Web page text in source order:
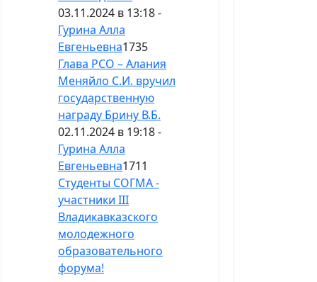
03.11.2024 в 13:18 -
Гурина Алла
Евгеньевна1735
Глава РСО – Алания
Меняйло С.И. вручил
государственную
награду Брину В.Б.
02.11.2024 в 19:18 -
Гурина Алла
Евгеньевна1711
Студенты СОГМА -
участники III
Владикавказского
молодежного
образовательного
форума!